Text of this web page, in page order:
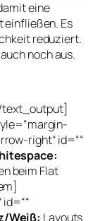
eine
einfließen. Es
reduziert.
noch aus.
right“ id=““
beim Flat
Weiß: Layouts